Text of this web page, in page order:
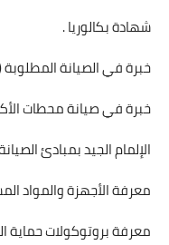
شهادة بكالوريا .
خبرة في الصيانة
خبرة في صيانة محطات
الإلمام الجيد بمبادئ
معرفة الأجهزة والمواد
معرفة بروتوكولات حماية